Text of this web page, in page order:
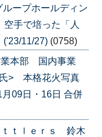
ープホールディン
手で培った「人
('23/11/27) (0758)
業本部 国内事業
> 本格花火写真
09日・16日 合併
ｔｔｌｅｒｓ 鈴木